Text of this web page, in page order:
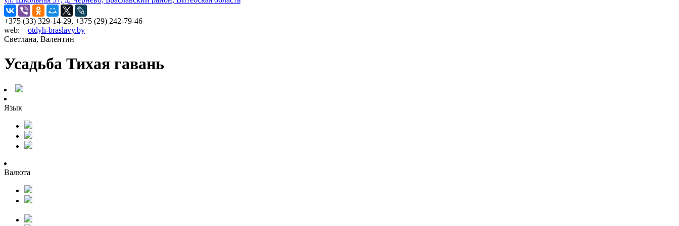
+375 (33) 329-14-29, +375 (29) 242-79-46
web: otdyh-braslavy.by
Светлана, Валентин
Усадьба Тихая гавань
Язык
Валюта